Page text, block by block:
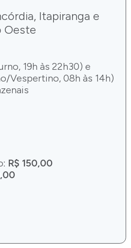
Itapiranga e
Oeste
19h às 22h30) e
Vespertino, 08h às 14h)
R$ 150,00